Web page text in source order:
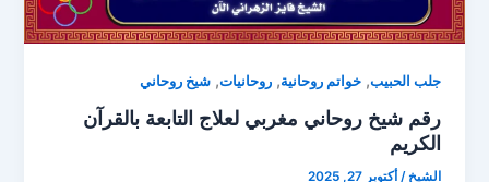
جلب الحبيب,خواتم روحانية,روحانيات,شيخ روحاني
رقم شيخ روحاني مغربي لعلاج التابعة بالقرآن
الكريم
الشيخ/ أكتوبر 27, 2025